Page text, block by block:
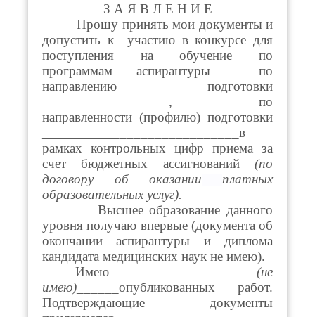
З А Я В Л Е Н И Е
Прошу принять мои документы и
допустить к участию в конкурсе для
поступления на обучение по
программам аспирантуры по
направлению подготовки
__________________, по
направленности (профилю) подготовки
____________________________в
рамках контрольных цифр приема за
счет бюджетных ассигнований (по
договору об оказании
платных
образовательных услуг).
Высшее образование данного
уровня получаю впервые (документа об
окончании аспирантуры и диплома
кандидата медицинских наук не имею).
Имею (не
имею)______ опубликованных работ.
Подтверждающие документы